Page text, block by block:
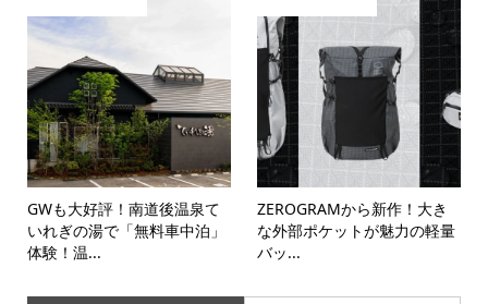
GWも大好評！南道後温泉て
いれぎの湯で「無料車中泊」
体験！温...
ZEROGRAMから新作！大き
な外部ポケットが魅力の軽量
バッ...